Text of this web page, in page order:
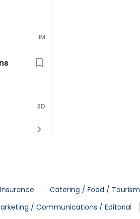
1M
3D
Catering / Food / Tourism
/ Communications / Editorial